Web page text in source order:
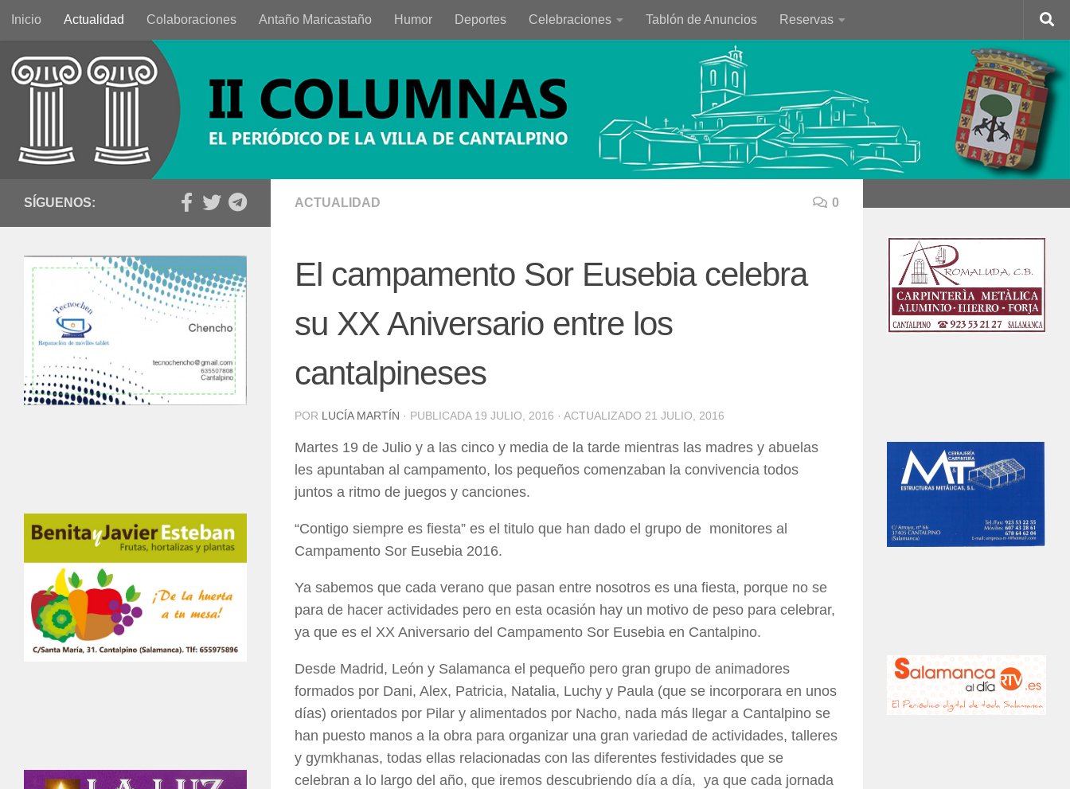
Saltar al contenido
Inicio Actualidad Colaboraciones Antaño Maricastaño Humor Deportes Celebraciones Tablón de Anuncios Reservas
ACTUALIDAD 0
El campamento Sor Eusebia celebra
su XX Aniversario entre los
cantalpineses
POR LUCÍA MARTÍN · PUBLICADA 19 JULIO, 2016 · ACTUALIZADO 21 JULIO, 2016
Martes 19 de Julio y a las cinco y media de la tarde mientras las madres y abuelas
les apuntaban al campamento, los pequeños comenzaban la convivencia todos
juntos a ritmo de juegos y canciones.
“Contigo siempre es fiesta” es el titulo que han dado el grupo de monitores al
Campamento Sor Eusebia 2016.
Ya sabemos que cada verano que pasan entre nosotros es una fiesta, porque no se
para de hacer actividades pero en esta ocasión hay un motivo de peso para celebrar,
ya que es el XX Aniversario del Campamento Sor Eusebia en Cantalpino.
Desde Madrid, León y Salamanca el pequeño pero gran grupo de animadores
formados por Dani, Alex, Patricia, Natalia, Luchy y Paula (que se incorporara en unos
días) orientados por Pilar y alimentados por Nacho, nada más llegar a Cantalpino se
han puesto manos a la obra para organizar una gran variedad de actividades, talleres
y gymkhanas, todas ellas relacionadas con las diferentes festividades que se
celebran a lo largo del año, que iremos descubriendo día a día, ya que cada jornada
SÍGUENOS: